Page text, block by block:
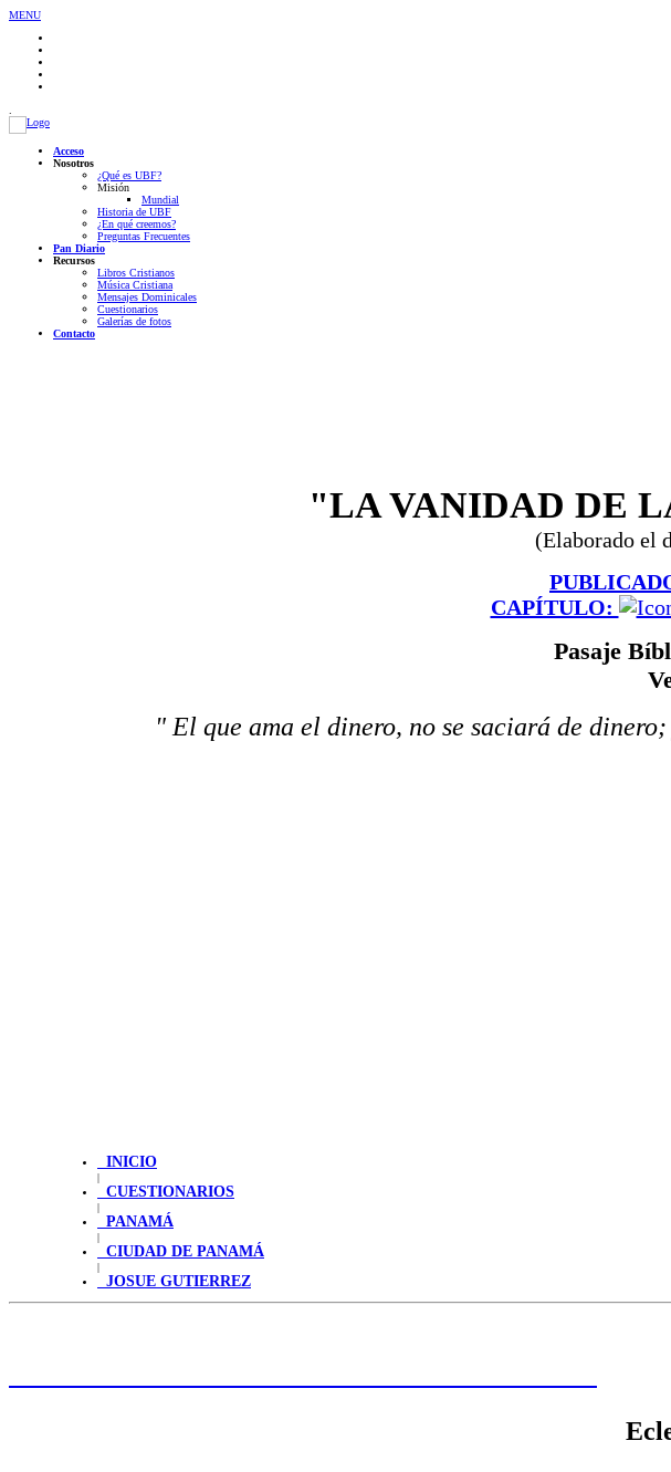
MENU
Acceso
Nosotros
¿Qué es UBF?
Misión
Mundial
Historia de UBF
¿En qué creemos?
Preguntas Frecuentes
Pan Diario
Recursos
Libros Cristianos
Música Cristiana
Mensajes Dominicales
Cuestionarios
Galerías de fotos
Contacto
"LA VANIDAD DE
(Elaborado el
CAPÍTULO:
Pasaje
" El que ama el dinero, no se saciará de
INICIO
|
CUESTIONARIOS
|
PANAMÁ
|
CIUDAD DE PANAMÁ
|
JOSUE GUTIERREZ